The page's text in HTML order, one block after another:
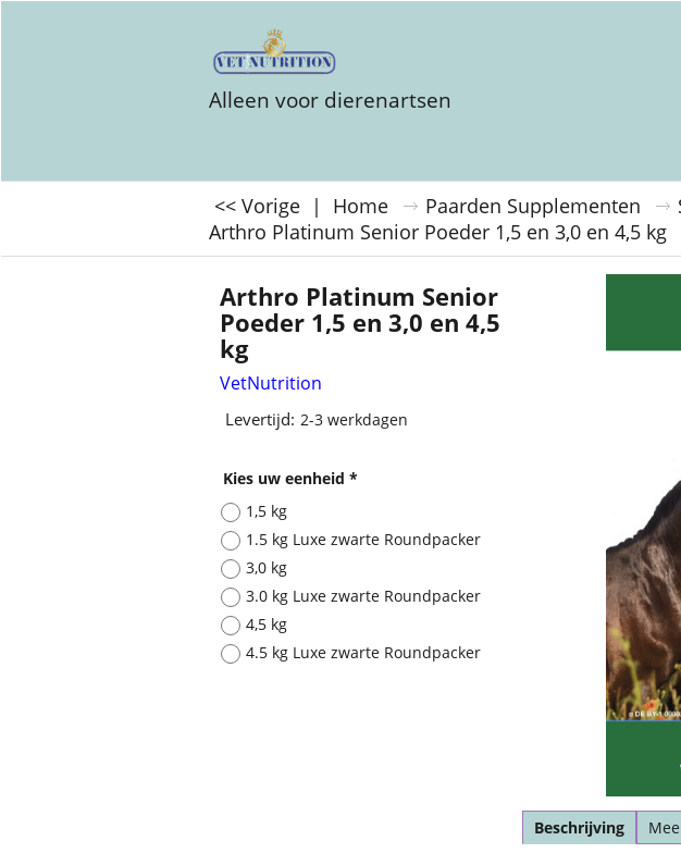
Alleen voor dierenartsen
<< Vorige | Home Paarden Supplementen
Arthro Platinum Senior Poeder 1,5 en 3,0 en 4,5 kg
Arthro Platinum Senior
Poeder 1,5 en 3,0 en 4,5
kg
VetNutrition
Levertijd: 2-3 werkdagen
Kies uw eenheid *
1,5 kg
1.5 kg Luxe zwarte Roundpacker
3,0 kg
3.0 kg Luxe zwarte Roundpacker
4,5 kg
4.5 kg Luxe zwarte Roundpacker
Beschrijving